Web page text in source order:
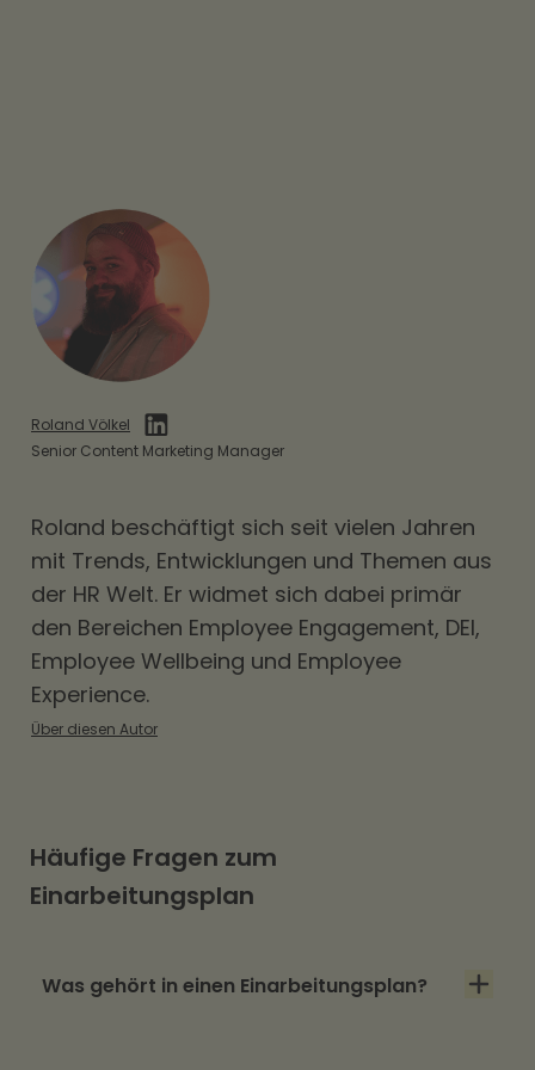
Roland Völkel
Senior Content Marketing Manager
Roland beschäftigt sich seit vielen Jahren
mit Trends, Entwicklungen und Themen aus
der HR Welt. Er widmet sich dabei primär
den Bereichen Employee Engagement, DEI,
Employee Wellbeing und Employee
Experience.
Über diesen Autor
Häufige Fragen zum
Einarbeitungsplan
Was gehört in einen Einarbeitungsplan?